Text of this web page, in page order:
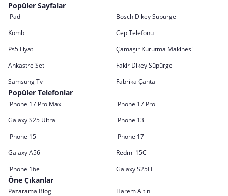
Popüler Sayfalar
iPad
Bosch Dikey Süpürge
Kombi
Cep Telefonu
Ps5 Fiyat
Çamaşır Kurutma Makinesi
Ankastre Set
Fakir Dikey Süpürge
Samsung Tv
Fabrika Çanta
Popüler Telefonlar
iPhone 17 Pro Max
iPhone 17 Pro
Galaxy S25 Ultra
iPhone 13
iPhone 15
iPhone 17
Galaxy A56
Redmi 15C
iPhone 16e
Galaxy S25FE
Öne Çıkanlar
Pazarama Blog
Harem Altın